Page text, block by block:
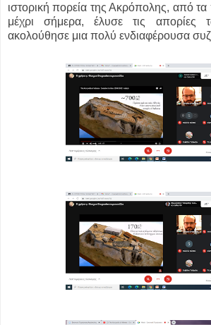
ιστορική πορεία της Ακρόπολης, από τα
μέχρι σήμερα, έλυσε τις απορίες
ακολούθησε μια πολύ ενδιαφέρουσα